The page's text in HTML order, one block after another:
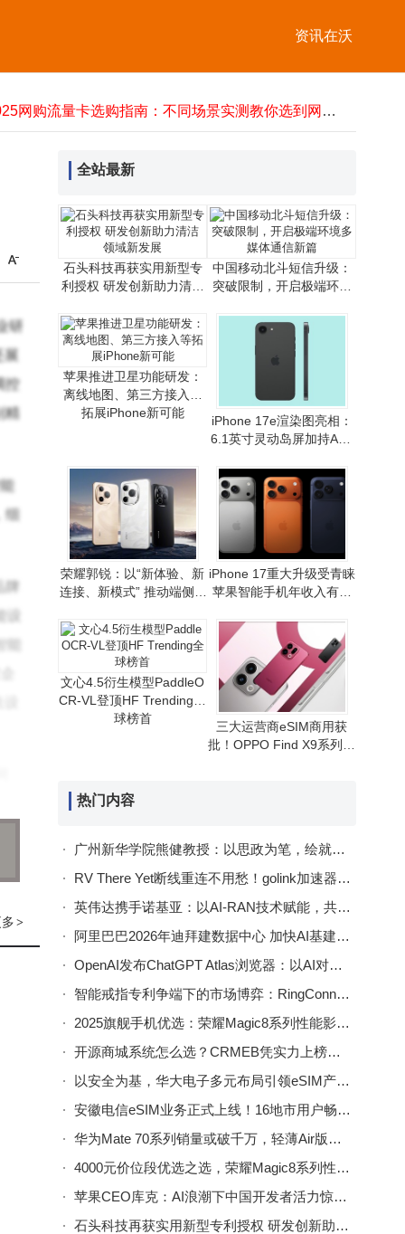
资讯在沃
石头科技再获实用新型专利授权 研发创新助力清洁领域新发展
性能怪兽登场！一加15携400万跑分+7300mAh大电池，3499元开启真旗舰新体验
中国电信AI赋能6G发展：创新技术引领通信变革，拓展产业融合新路径
Marantz与B&W组合：以多元功能承载家庭温情，让音乐共鸣融入日常
Valve推出Steam Frame新VR头显 正式宣告上一代Index头显停产
研
控
>
全站最新
石头科技再获实用新型专
利授权 研发创新助力清洁
中国移动北斗短信升级：
突破限制，开启极端环境
苹果推进卫星功能研发：
离线地图、第三方接入等
拓展iPhone新可能
iPhone 17e渲染图亮相：
6.1英寸灵动岛屏加持A19
荣耀郭锐：以“新体验、新
连接、新模式” 推动端侧AI
iPhone 17重大升级受青睐
苹果智能手机年收入有望
文心4.5衍生模型PaddleO
CR-VL登顶HF Trending全
球榜首
三大运营商eSIM商用获
批！OPPO Find X9系列首
热门内容
广州新华学院熊健教授：以思政为笔，绘就数据科学育人新画卷
RV There Yet断线重连不用愁！golink加速器助力稳定畅玩房车越野
英伟达携手诺基亚：以AI-RAN技术赋能，共筑6G通信新未来
阿里巴巴2026年迪拜建数据中心 加快AI基建布局赋能中东数字经济
OpenAI发布ChatGPT Atlas浏览器：以AI对话重塑网络浏览新体验
智能戒指专利争端下的市场博弈：RingConn突围，Oura领航未来走向
2025旗舰手机优选：荣耀Magic8系列性能影像双优成新标杆
开源商城系统怎么选？CRMEB凭实力上榜，助力企业高效经营！
以安全为基，华大电子多元布局引领eSIM产业迈向新高度
安徽电信eSIM业务正式上线！16地市用户畅享“无卡”便捷通信新体验
华为Mate 70系列销量或破千万，轻薄Air版备案亮相，高端矩阵再扩容
4000元价位段优选之选，荣耀Magic8系列性能影像AI全拉满
苹果CEO库克：AI浪潮下中国开发者活力惊人，积极拥抱技术变革
石头科技再获实用新型专利授权 研发创新助力清洁领域新发展